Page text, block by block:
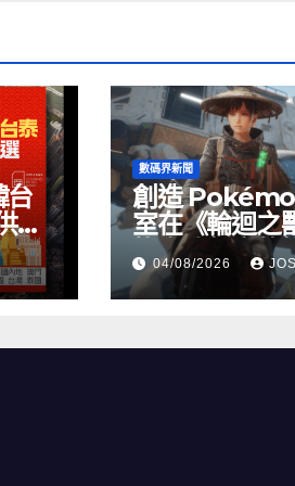
台
無
數碼界新聞
創造
室在《輪迴之
找自我聲音的
04/08/2026